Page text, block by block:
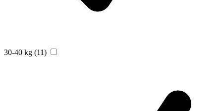
30-40 kg (11)